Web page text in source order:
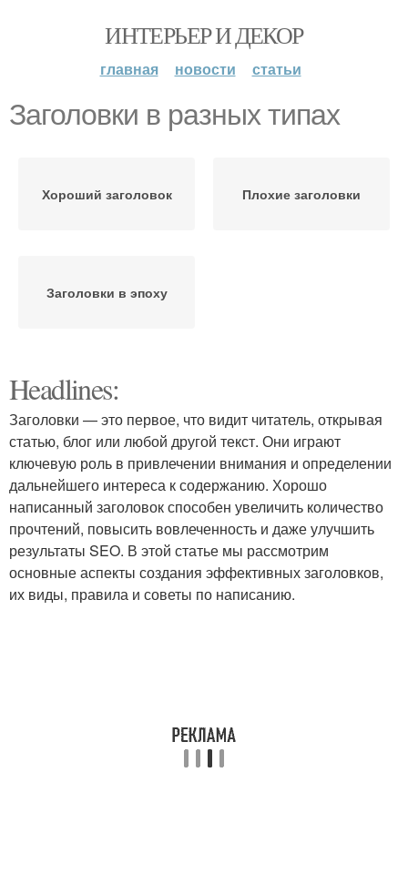
ИНТЕРЬЕР И ДЕКОР
главная новости статьи
Заголовки в разных типах
Хороший заголовок Плохие заголовки
Заголовки в эпоху
Headlines:
Заголовки — это первое, что видит читатель, открывая
статью, блог или любой другой текст. Они играют
ключевую роль в привлечении внимания и определении
дальнейшего интереса к содержанию. Хорошо
написанный заголовок способен увеличить количество
прочтений, повысить вовлеченность и даже улучшить
результаты SEO. В этой статье мы рассмотрим
основные аспекты создания эффективных заголовков,
их виды, правила и советы по написанию.